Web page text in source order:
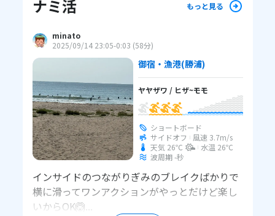
ナミ活 もっと見る
minato
2025/09/14 23:05-0:03 (58分)
御宿・漁港(勝浦)
ヤヤザワ / ヒザ~モモ
ショートボード
サイドオフ
風速 3.7m/s
天気 26℃
水温 26℃
波周期 -秒
インサイドのつながりぎみのブレイクばかりで
横に滑ってワンアクションがやっとだけど楽し
いからOK🙆‍...